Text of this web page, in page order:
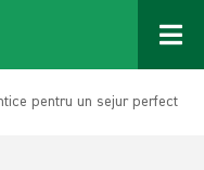
pentru un sejur perfect in